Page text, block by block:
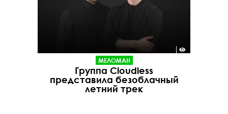
МЕЛОМАН
Группа Cloudless
представила безоблачный
летний трек